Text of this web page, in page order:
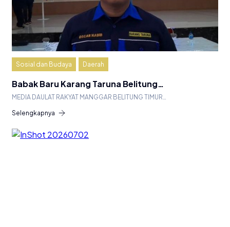
Sosial dan Budaya Daerah
Babak Baru Karang Taruna Belitung…
​MEDIA DAULAT RAKYAT MANGGAR BELITUNG TIMUR…
Selengkapnya